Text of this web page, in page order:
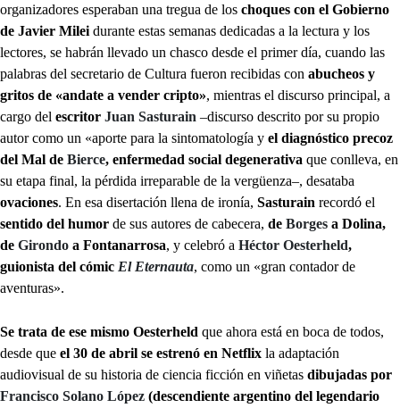
organizadores esperaban una tregua de los choques con el Gobierno
de Javier Milei durante estas semanas dedicadas a la lectura y los
lectores, se habrán llevado un chasco desde el primer día, cuando las
palabras del secretario de Cultura fueron recibidas con abucheos y
gritos de «andate a vender cripto», mientras el discurso principal, a
cargo del escritor Juan Sasturain –discurso descrito por su propio
autor como un «aporte para la sintomatología y el diagnóstico precoz
del Mal de Bierce, enfermedad social degenerativa que conlleva, en
su etapa final, la pérdida irreparable de la vergüenza–, desataba
ovaciones. En esa disertación llena de ironía, Sasturain recordó el
sentido del humor de sus autores de cabecera, de Borges a Dolina,
de Girondo a Fontanarrosa, y celebró a Héctor Oesterheld,
guionista del cómic El Eternauta, como un «gran contador de
aventuras».
Se trata de ese mismo Oesterheld que ahora está en boca de todos,
desde que el 30 de abril se estrenó en Netflix la adaptación
audiovisual de su historia de ciencia ficción en viñetas dibujadas por
Francisco Solano López (descendiente argentino del legendario